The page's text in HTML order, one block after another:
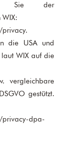
Sie der
die USA und
WIX auf die
vergleichbare
gestützt.
privacy-dpa-